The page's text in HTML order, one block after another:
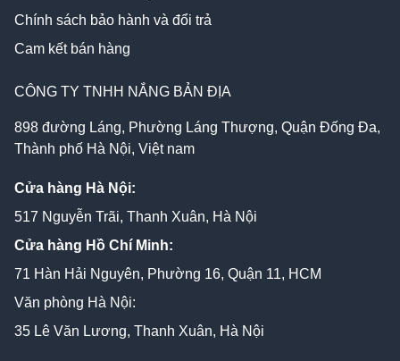
CÔNG TY TNHH NẮNG BẢN ĐỊA
898 đường Láng, Phường Láng Thượng, Quận Đống Đa,
Thành phố Hà Nội, Việt nam
Cửa hàng Hà Nội:
517 Nguyễn Trãi, Thanh Xuân, Hà Nội
Cửa hàng Hồ Chí Minh:
71 Hàn Hải Nguyên, Phường 16, Quận 11, HCM
Văn phòng Hà Nội:
35 Lê Văn Lương, Thanh Xuân, Hà Nội
Chính sách bảo hành và đổi trả
Cam kết bán hàng